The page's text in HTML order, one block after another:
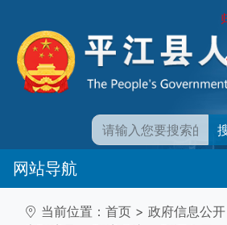
网站导航
当前位置： 首页 > 政府信息公开